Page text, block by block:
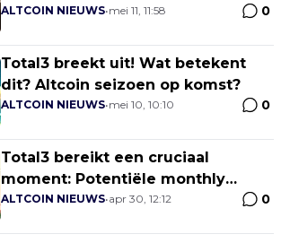
ALTCOIN NIEUWS•mei 11, 11:58 0
Total3 breekt uit! Wat betekent
dit? Altcoin seizoen op komst?
ALTCOIN NIEUWS•mei 10, 10:10 0
Total3 bereikt een cruciaal
moment: Potentiële monthly
sweep en quarterly gap
ALTCOIN NIEUWS•apr 30, 12:12 0